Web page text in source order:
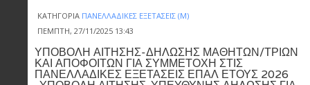
ΚΑΤΗΓΟΡΊΑ ΠΑΝΕΛΛΑΔΙΚΈΣ ΕΞΕΤΆΣΕΙΣ (Μ)
ΠΈΜΠΤΗ, 27/11/2025 13:43
ΥΠΟΒΟΛΗ ΑΙΤΗΣΗΣ-ΔΗΛΩΣΗΣ ΜΑΘΗΤΩΝ/ΤΡΙΩΝ
ΚΑΙ ΑΠΟΦΟΙΤΩΝ ΓΙΑ ΣΥΜΜΕΤΟΧΗ ΣΤΙΣ
ΠΑΝΕΛΛΑΔΙΚΕΣ ΕΞΕΤΑΣΕΙΣ ΕΠΑΛ ΕΤΟΥΣ 2026